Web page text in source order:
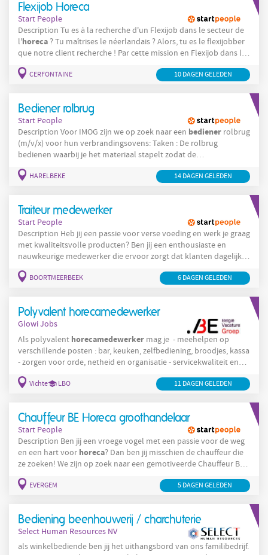
Flexijob Horeca
Start People
Description Tu es à la recherche d'un Flexijob dans le secteur de
l'horeca? Tu maîtrises le néerlandais ? Alors, tu es le flexijobber
que notre client recherche ! Par cette mission en Flexijob dans le
secteur de l'
centre de loisir de la région de Cerfontaine. Company Notre
CERFONTAINE 10 DAGEN GELEDEN
Bediener rolbrug
Start People
Description Voor IMOG zijn we op zoek naar een bediener rolbrug
(m/v/x) voor hun verbrandingsovens: Taken : De rolbrug
bedienen waarbij je het materiaal stapelt zodat de
bunkercapaciteiten optimaal gebruikt worden. De ovens correct
vullen met een zo constant mogelijke mengeling zodat een
de interne
HARELBEKE 14 DAGEN GELEDEN
Traiteur medewerker
Start People
Description Heb jij een passie voor verse voeding en werk je graag
met kwaliteitsvolle producten? Ben jij een enthousiaste en
nauwkeurige medewerker die ervoor zorgt dat klanten dagelijks
kunnen genieten van een verzorgde en aantrekkelijke
traiteurafdeling? Dan zijn wij op zoek naar jou! Voor onze klant te
dynamische supermarkt waar
BOORTMEERBEEK 6 DAGEN GELEDEN
Polyvalent horecamedewerker
Glowi Jobs
Als polyvalent horecamedewerker mag je - meehelpen op
verschillende posten : bar, keuken, zelfbediening, broodjes, kassa
- zorgen voor orde, netheid en organisatie - servicekwaliteit en
opvolgen Later mag je - nieuwe medewerkers, flexi's en
Vichte LBO 11 DAGEN GELEDEN
Chauffeur BE Horeca groothandelaar
Start People
Description Ben jij een vroege vogel met een passie voor de weg
en een hart voor horeca? Dan ben jij misschien de chauffeur die
ze zoeken! We zijn op zoek naar een gemotiveerde Chauffeur BE !
bestellingen bij onze horecaklanten. Je zorgt voor een
EVERGEM 5 DAGEN GELEDEN
Bediening beenhouwerij / charchuterie
Select Human Resources NV
als winkelbediende ben jij het uithangsbord van ons familibedrijf.